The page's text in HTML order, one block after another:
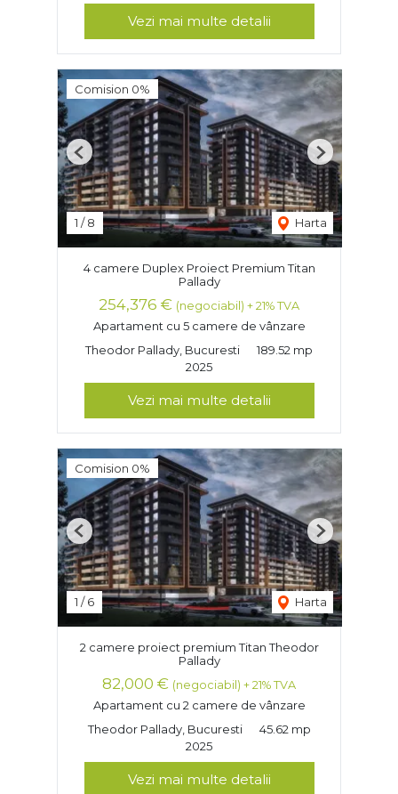
Vezi mai multe detalii
Comision 0%
1 /8 Harta
Previous Next
4 camere Duplex Proiect Premium Titan
Pallady
254,376 € (negociabil) + 21% TVA
Apartament cu 5 camere de vânzare
Theodor Pallady, Bucuresti
189.52 mp
2025
Vezi mai multe detalii
Comision 0%
1 /6 Harta
Previous Next
2 camere proiect premium Titan Theodor
Pallady
82,000 € (negociabil) + 21% TVA
Apartament cu 2 camere de vânzare
Theodor Pallady, Bucuresti
45.62 mp
2025
Vezi mai multe detalii